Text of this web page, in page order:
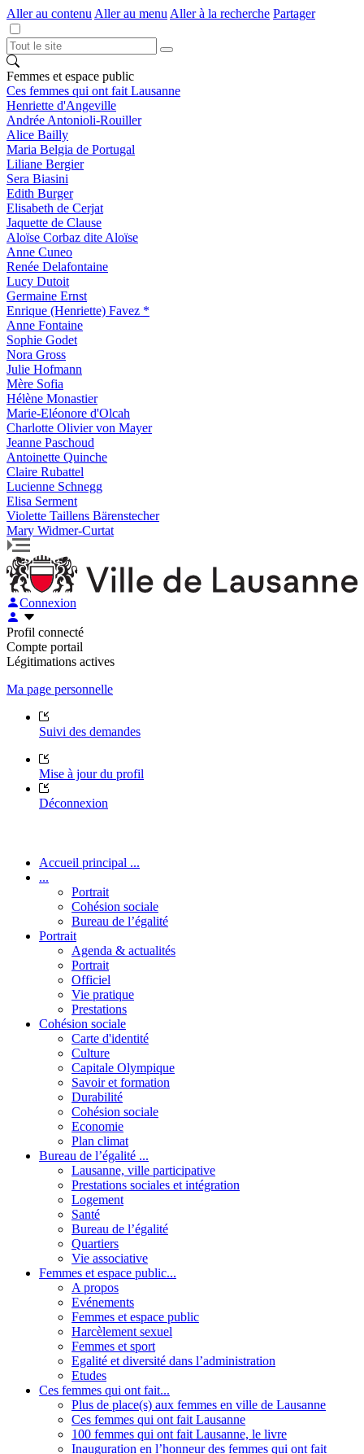
Aller au contenu Aller au menu Aller à la recherche Partager
Femmes et espace public
Ces femmes qui ont fait Lausanne
Henriette d'Angeville
Andrée Antonioli-Rouiller
Alice Bailly
Maria Belgia de Portugal
Liliane Bergier
Sera Biasini
Edith Burger
Elisabeth de Cerjat
Jaquette de Clause
Aloïse Corbaz dite Aloïse
Anne Cuneo
Renée Delafontaine
Lucy Dutoit
Germaine Ernst
Enrique (Henriette) Favez *
Anne Fontaine
Sophie Godet
Nora Gross
Julie Hofmann
Mère Sofia
Hélène Monastier
Marie-Eléonore d'Olcah
Charlotte Olivier von Mayer
Jeanne Paschoud
Antoinette Quinche
Claire Rubattel
Lucienne Schnegg
Elisa Serment
Violette Taillens Bärenstecher
Mary Widmer-Curtat
Connexion
Profil connecté
Compte portail
Légitimations actives
Ma page personnelle
Suivi des demandes
Mise à jour du profil
Déconnexion
Accueil principal ...
...
Portrait
Cohésion sociale
Bureau de l’égalité
Portrait
Agenda & actualités
Portrait
Officiel
Vie pratique
Prestations
Cohésion sociale
Carte d'identité
Culture
Capitale Olympique
Savoir et formation
Durabilité
Cohésion sociale
Economie
Plan climat
Bureau de l’égalité ...
Lausanne, ville participative
Prestations sociales et intégration
Logement
Santé
Bureau de l’égalité
Quartiers
Vie associative
Femmes et espace public...
A propos
Evénements
Femmes et espace public
Harcèlement sexuel
Femmes et sport
Egalité et diversité dans l’administration
Etudes
Ces femmes qui ont fait...
Plus de place(s) aux femmes en ville de Lausanne
Ces femmes qui ont fait Lausanne
100 femmes qui ont fait Lausanne, le livre
Inauguration en l’honneur des femmes qui ont fait